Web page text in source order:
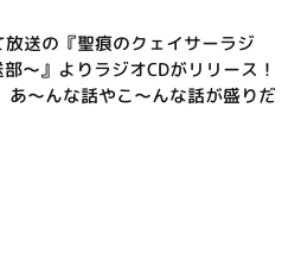
送の『聖痕のクェイサーラジ
～』よりラジオCDがリリース！
あ～んな話やこ～んな話が盛りだ